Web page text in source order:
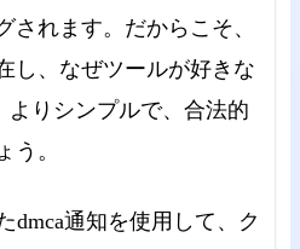
されます。だからこそ、
し、なぜツールが好きな
よりシンプルで、合法的
う。
dmca通知を使用して、ク